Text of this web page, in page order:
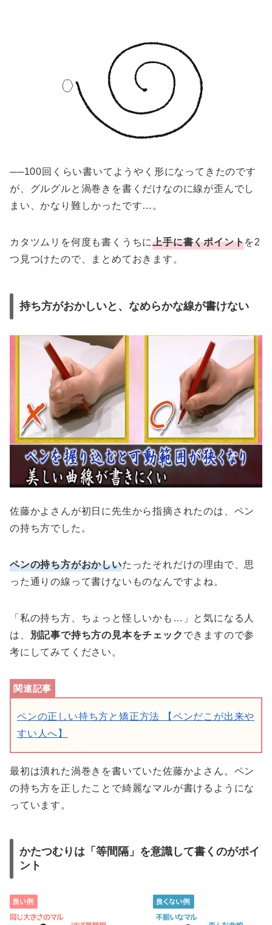
──100回くらい書いてようやく形になってきたのです
が、グルグルと渦巻きを書くだけなのに線が歪んでし
まい、かなり難しかったです…。
カタツムリを何度も書くうちに上手に書くポイントを2
つ見つけたので、まとめておきます。
持ち方がおかしいと、なめらかな線が書けない
佐藤かよさんが初日に先生から指摘されたのは、ペン
の持ち方でした。
ペンの持ち方がおかしいたったそれだけの理由で、思
った通りの線って書けないものなんですよね。
「私の持ち方、ちょっと怪しいかも…」と気になる人
は、
別記事で持ち方の見本をチェック できますので参
考にしてみてください。
ペンの正しい持ち方と矯正方法 【ペンだこが出来や
すい人へ】
最初は潰れた渦巻きを書いていた佐藤かよさん。ペン
の持ち方を正したことで綺麗なマルが書けるようにな
っています。
かたつむりは「等間隔」を意識して書くのがポイ
ント